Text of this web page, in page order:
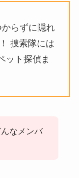
らずに隠れ
捜索隊には
ット探偵ま
なメンバ